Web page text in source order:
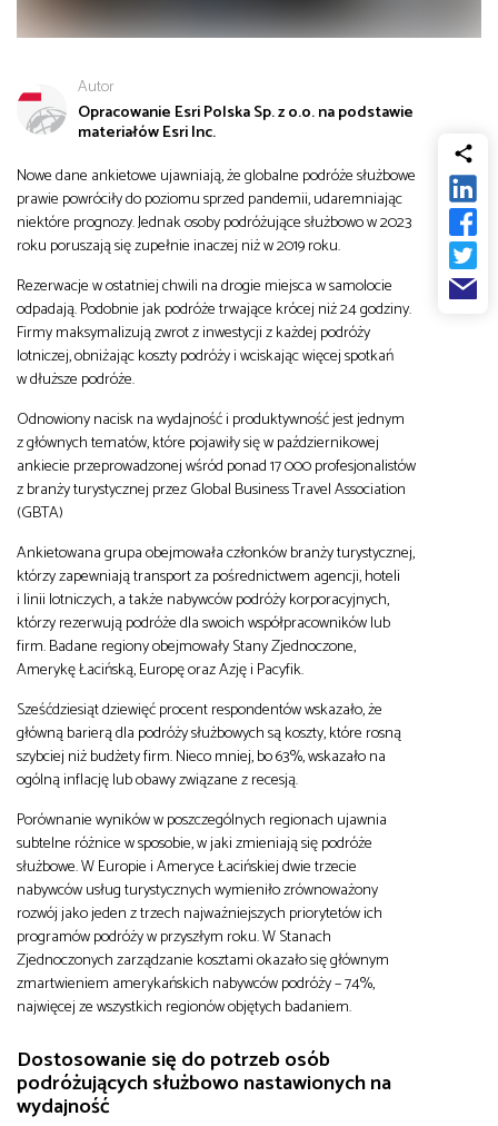
od
Biznes
Infrastruktura i telekomunikacja
Turystyka i rekreacja
Architektura, inżynieria i budownictwo
Autor
Opracowanie Esri Polska Sp. z o.o. na podstawie
materiałów Esri Inc.
Nowe dane ankietowe ujawniają, że globalne podróże służbowe
prawie powróciły do poziomu sprzed pandemii, udaremniając
niektóre prognozy. Jednak osoby podróżujące służbowo w 2023
roku poruszają się zupełnie inaczej niż w 2019 roku.
Rezerwacje w ostatniej chwili na drogie miejsca w samolocie
odpadają. Podobnie jak podróże trwające krócej niż 24 godziny.
Firmy maksymalizują zwrot z inwestycji z każdej podróży
lotniczej, obniżając koszty podróży i wciskając więcej spotkań
w dłuższe podróże.
Odnowiony nacisk na wydajność i produktywność jest jednym
z głównych tematów, które pojawiły się w październikowej
ankiecie przeprowadzonej wśród ponad 17 000 profesjonalistów
z branży turystycznej przez Global Business Travel Association
(GBTA)
Ankietowana grupa obejmowała członków branży turystycznej,
którzy zapewniają transport za pośrednictwem agencji, hoteli
i linii lotniczych, a także nabywców podróży korporacyjnych,
którzy rezerwują podróże dla swoich współpracowników lub
firm. Badane regiony obejmowały Stany Zjednoczone,
Amerykę Łacińską, Europę oraz Azję i Pacyfik.
Sześćdziesiąt dziewięć procent respondentów wskazało, że
główną barierą dla podróży służbowych są koszty, które rosną
szybciej niż budżety firm. Nieco mniej, bo 63%, wskazało na
ogólną inflację lub obawy związane z recesją.
Porównanie wyników w poszczególnych regionach ujawnia
subtelne różnice w sposobie, w jaki zmieniają się podróże
służbowe. W Europie i Ameryce Łacińskiej dwie trzecie
nabywców usług turystycznych wymieniło zrównoważony
rozwój jako jeden z trzech najważniejszych priorytetów ich
programów podróży w przyszłym roku. W Stanach
Zjednoczonych zarządzanie kosztami okazało się głównym
zmartwieniem amerykańskich nabywców podróży – 74%,
najwięcej ze wszystkich regionów objętych badaniem.
Dostosowanie się do potrzeb osób
podróżujących służbowo nastawionych na
wydajność